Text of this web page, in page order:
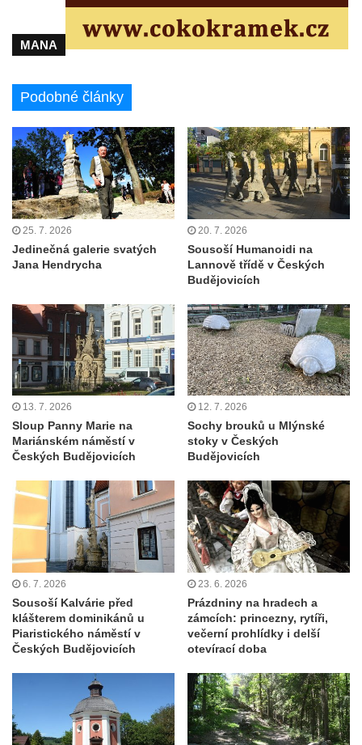
Pamětní deska Johanna Neumanna
severně od Tokáně
Huberta
Obrázek svatého Jakuba na skále u cesty
východně od Srbské Kamenice
Busta Jana Amose Komenského na domě
čp. 37 v Račicích
Socha Medvídě v Tierpark Chemnitz
Sochy Ležící žena v Tierpark Chemnitz
Sochy Ptáci v Tierpark Chemnitz
Socha Skupina jeřábů v Tierpark Chemnitz
Socha Panter v ZOO Leipzig
Socha Dívka s mušlí v ZOO Leipzig
Socha Tygr v ZOO Leipzig
Socha Atlet v ZOO Leipzig
Socha Marabu v ZOO Leipzig
Busta Karla Maxe Schneidera v ZOO
Socha Mladý slon v ZOO Leipzig
Socha Býk v ZOO Dresden
Socha Uprchlý otrok bojuje s divokým psem
v ZOO Dresden
Socha krokodýla v ZOO Dresden
Socha slona v ZOO Dresden
Socha Faun s medvíďaty v ZOO Dresden
Socha divokého prasete před vstupem do
ZOO Dresden
Socha světce severně od Lužce nad
Vltavou
MANA
Podobné články
25. 7. 2026
Jedinečná galerie svatých
Jana Hendrycha
20. 7. 2026
Sousoší Humanoidi na
Lannově třídě v Českých
Budějovicích
13. 7. 2026
Sloup Panny Marie na
Mariánském náměstí v
Českých Budějovicích
12. 7. 2026
Sochy brouků u Mlýnské
stoky v Českých
Budějovicích
6. 7. 2026
Sousoší Kalvárie před
klášterem dominikánů u
Piaristického náměstí v
Českých Budějovicích
23. 6. 2026
Prázdniny na hradech a
zámcích: princezny, rytíři,
večerní prohlídky i delší
otevírací doba